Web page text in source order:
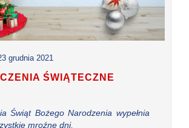
grudnia 2021
ŚWIĄTECZNE
Świąt Bożego Narodzenia wypełnia
mroźne dni,